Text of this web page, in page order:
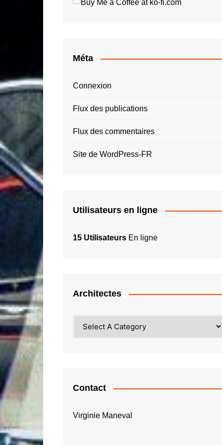
Roger Tallon
Méta
Connexion
Flux des publications
Flux des commentaires
Site de WordPress-FR
Utilisateurs en ligne
15 Utilisateurs En ligne
Architectes
Contact
Virginie Maneval